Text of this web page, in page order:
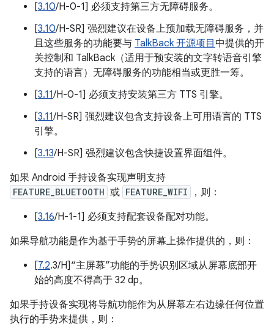
[3.10/H-0-1] 必须支持第三方无障碍服务。
[3.10/H-SR] 强烈建议在设备上预加载无障碍服务，并
且这些服务的功能要与 TalkBack 开源项目 中提供的开
关控制和 TalkBack（适用于预安装的文字转语音引擎
支持的语言）无障碍服务的功能相当或更胜一筹。
[3.11/H-0-1] 必须支持安装第三方 TTS 引擎。
[3.11/H-SR] 强烈建议包含支持设备上可用语言的 TTS
引擎。
[3.13/H-SR] 强烈建议包含快捷设置界面组件。
如果 Android 手持设备实现声明支持
FEATURE_BLUETOOTH 或 FEATURE_WIFI
，则：
[3.16/H-1-1] 必须支持配套设备配对功能。
如果导航功能是作为基于手势的屏幕上操作提供的，则：
[7.2.3/H]“主屏幕”功能的手势识别区域从屏幕底部开
始的高度不得高于 32 dp。
如果手持设备实现将导航功能作为从屏幕左右边缘任何位置
执行的手势来提供，则：